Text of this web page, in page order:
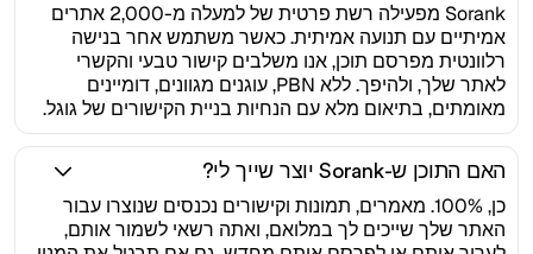
Sorank מפעילה רשת פרטית של למעלה מ-2,000 אתרים
אמיתיים עם תנועה אמיתית. כאשר משתמש אחר בנישה
רלוונטית מפרסם תוכן, אנו משלבים קישור טבעי והקשרי
לאתר שלך, ולהיפך. ללא PBN, עוגנים מגוונים, דומיינים
מאומתים, בתיאום מלא עם הנחיות בניית הקישורים של גוגל.
האם התוכן ש-Sorank יוצר שייך לי?
כן, 100%. מאמרים, תמונות וקישורים נכנסים שנוצרו עבור
האתר שלך שייכים לך במלואם, ואתה רשאי לשמור אותם,